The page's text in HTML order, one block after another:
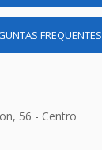
FREQUENTES
56 - Centro